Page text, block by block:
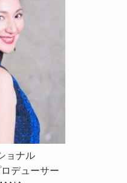
ョナル
デューサー